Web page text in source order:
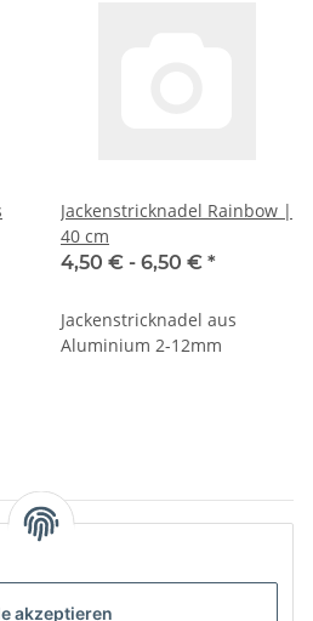
akzeptieren
Jackenstricknadel Rainbow |
40 cm
4,50 € - 6,50 € *
Jackenstricknadel aus
Aluminium 2-12mm
1 - 2 von 2